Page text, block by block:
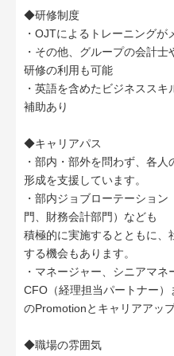
◆研修制度
・OJTによるトレーニングが
・その他、グループの会計
研修の利用も可能
・英語を含めたビジネスス
補助あり
◆キャリアパス
・部内・部外を問わず、各
形成を支援しています。
・部内ジョブローテーショ
門、財務会計部門）なども
積極的に実施するとともに、
する機会もあります。
・マネージャー、シニアマネ
CFO（経理担当パートナー）
のPromotionとキャリアアッ
◆職場の雰囲気